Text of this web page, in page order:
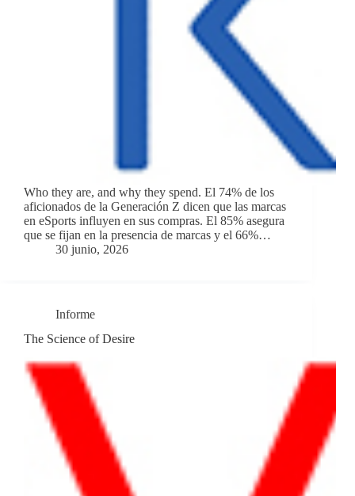
Who they are, and why they spend. El 74% de los
aficionados de la Generación Z dicen que las marcas
en eSports influyen en sus compras. El 85% asegura
que se fijan en la presencia de marcas y el 66%…
30 junio, 2026
Informe
The Science of Desire